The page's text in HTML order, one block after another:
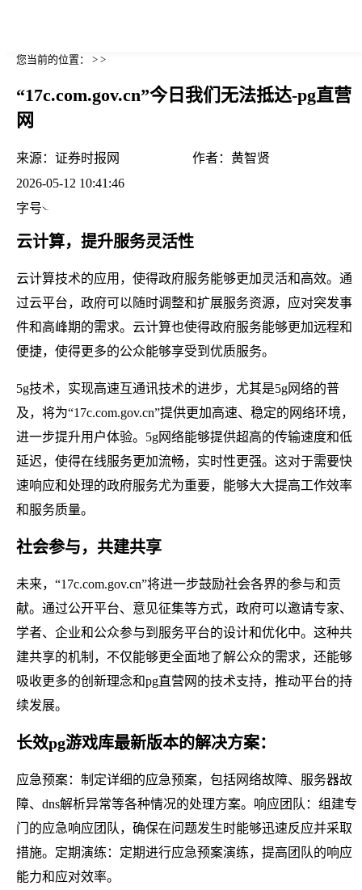
您当前的位置： > >
“17c.com.gov.cn”今日我们无法抵达-pg直营
网
来源： 证券时报网 作者： 黄智贤
2026-05-12 10:41:46
字号
云计算，提升服务灵活性
云计算技术的应用，使得政府服务能够更加灵活和高效。通
过云平台，政府可以随时调整和扩展服务资源，应对突发事
件和高峰期的需求。云计算也使得政府服务能够更加远程和
便捷，使得更多的公众能够享受到优质服务。
5g技术，实现高速互通讯技术的进步，尤其是5g网络的普
及，将为“17c.com.gov.cn”提供更加高速、稳定的网络环境，
进一步提升用户体验。5g网络能够提供超高的传输速度和低
延迟，使得在线服务更加流畅，实时性更强。这对于需要快
速响应和处理的政府服务尤为重要，能够大大提高工作效率
和服务质量。
社会参与，共建共享
未来，“17c.com.gov.cn”将进一步鼓励社会各界的参与和贡
献。通过公开平台、意见征集等方式，政府可以邀请专家、
学者、企业和公众参与到服务平台的设计和优化中。这种共
建共享的机制，不仅能够更全面地了解公众的需求，还能够
吸收更多的创新理念和pg直营网的技术支持，推动平台的持
续发展。
长效pg游戏库最新版本的解决方案：
应急预案：制定详细的应急预案，包括网络故障、服务器故
障、dns解析异常等各种情况的处理方案。响应团队：组建专
门的应急响应团队，确保在问题发生时能够迅速反应并采取
措施。定期演练：定期进行应急预案演练，提高团队的响应
能力和应对效率。